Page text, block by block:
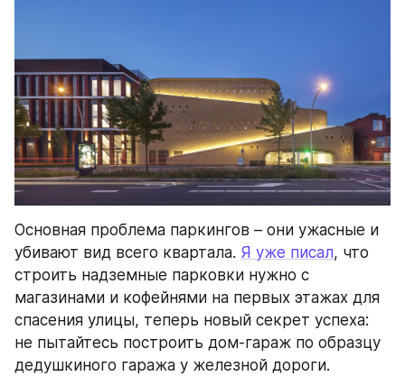
Основная проблема паркингов – они ужасные и
убивают вид всего квартала. Я уже писал, что
строить надземные парковки нужно с
магазинами и кофейнями на первых этажах для
спасения улицы, теперь новый секрет успеха:
не пытайтесь построить дом-гараж по образцу
дедушкиного гаража у железной дороги.